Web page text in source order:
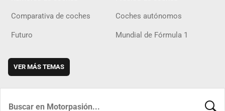
Comparativa de coches Coches autónomos
Futuro Mundial de Fórmula 1
VER MÁS TEMAS